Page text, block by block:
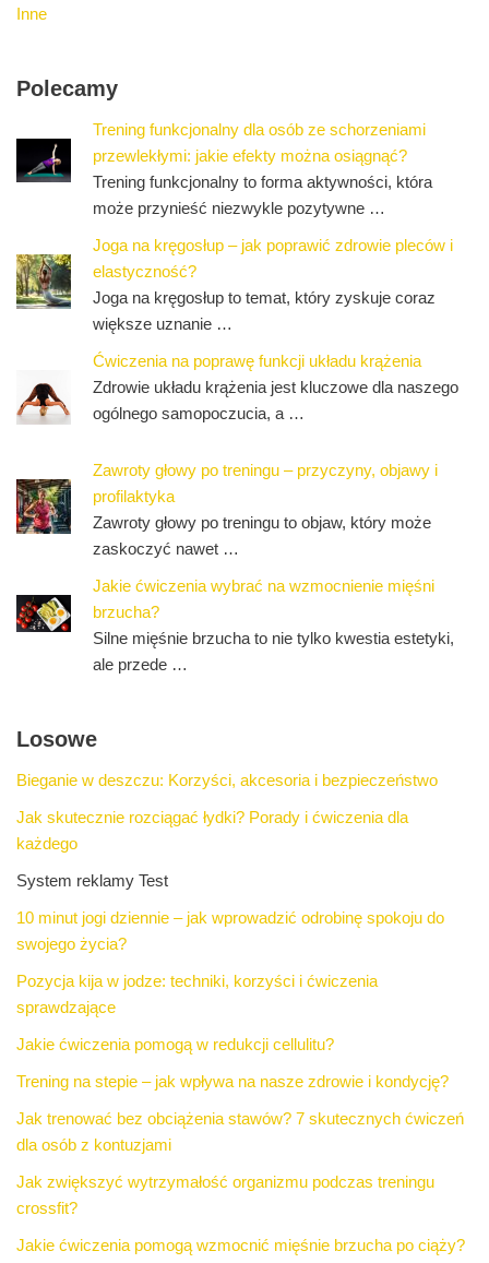
Inne
Polecamy
Trening funkcjonalny dla osób ze schorzeniami
przewlekłymi: jakie efekty można osiągnąć?
Trening funkcjonalny to forma aktywności, która
może przynieść niezwykle pozytywne …
Joga na kręgosłup – jak poprawić zdrowie pleców i
elastyczność?
Joga na kręgosłup to temat, który zyskuje coraz
większe uznanie …
Ćwiczenia na poprawę funkcji układu krążenia
Zdrowie układu krążenia jest kluczowe dla naszego
ogólnego samopoczucia, a …
Zawroty głowy po treningu – przyczyny, objawy i
profilaktyka
Zawroty głowy po treningu to objaw, który może
zaskoczyć nawet …
Jakie ćwiczenia wybrać na wzmocnienie mięśni
brzucha?
Silne mięśnie brzucha to nie tylko kwestia estetyki,
ale przede …
Losowe
Bieganie w deszczu: Korzyści, akcesoria i bezpieczeństwo
Jak skutecznie rozciągać łydki? Porady i ćwiczenia dla
każdego
System reklamy Test
10 minut jogi dziennie – jak wprowadzić odrobinę spokoju do
swojego życia?
Pozycja kija w jodze: techniki, korzyści i ćwiczenia
sprawdzające
Jakie ćwiczenia pomogą w redukcji cellulitu?
Trening na stepie – jak wpływa na nasze zdrowie i kondycję?
Jak trenować bez obciążenia stawów? 7 skutecznych ćwiczeń
dla osób z kontuzjami
Jak zwiększyć wytrzymałość organizmu podczas treningu
crossfit?
Jakie ćwiczenia pomogą wzmocnić mięśnie brzucha po ciąży?